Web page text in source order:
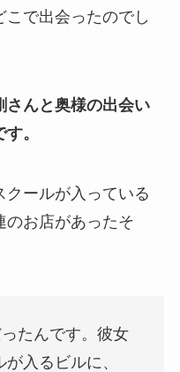
と旦那・太田光る
夫・小井延安はモ
宗教結婚！不倫で
供情報も調査！
で出会ったのでし
さんと奥様の出会い
。
ールが入っている
のお店があったそ
ったんです。彼女
入るビルに、